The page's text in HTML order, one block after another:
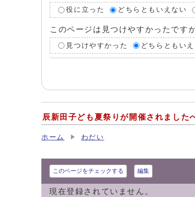
役に立った どちらともいえない
このページは見つけやすかったです
見つけやすかった どちらともい
辰新田子ども夏祭りが開催されました
ホーム わだい
このページをチェックする 編集
現在登録されていません。